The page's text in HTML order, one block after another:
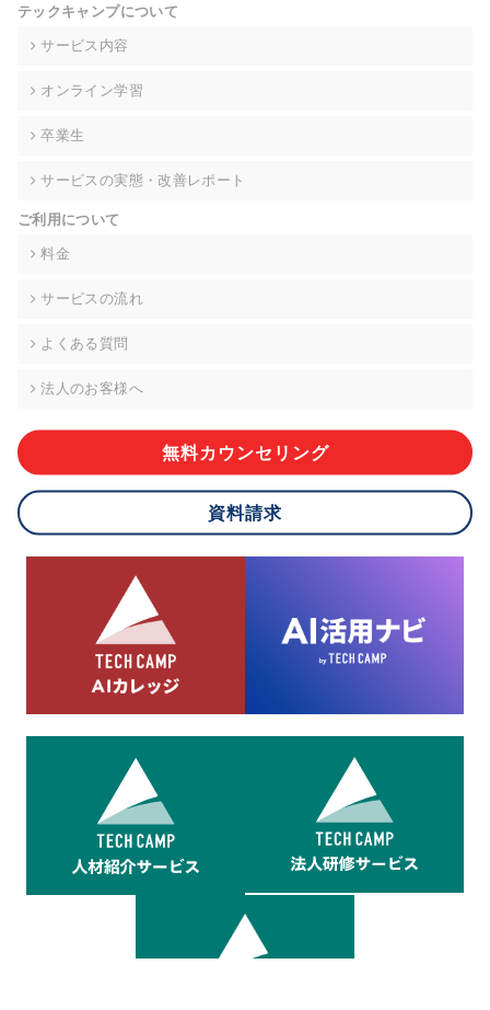
高い委託先を選定し、個人情報の適正管理・機密保持について
個人情報の開示等(利用目的の通知、開示、内容の訂正・追加・
て、下記の当社問合わせ窓口に申し出ることができます。その
的な期間内に対応いたします。ただし、申請が本人確認が不可
により、ご希望に添えない場合があります。 なお、アクセスロ
グなどの個人情報以外の情報については、原則として開示等は
株式会社div 個人情報問合せ窓口
メールアドレス:privacy_policy@di-v.co.jp
ご本人様が当社に個人情報を提供されるかどうかは任意による
応ができない場合があります。
8.cookieにより取得・分析した情報とその利用について
当社は第三者が運営するデータ・マネジメント・プラットフォ
ームからcookieにより収集されたウェブの閲覧機歴及びその分
析結果を取得し、これをお客様の個人データと結びつけた上
で、広告配信等の目的で利用いたします。
テックキャンプについて
サービス内容
オンライン学習
卒業生
サービスの実態・改善レポート
ご利用について
料金
サービスの流れ
よくある質問
法人のお客様へ
無料カウンセリング
資料請求